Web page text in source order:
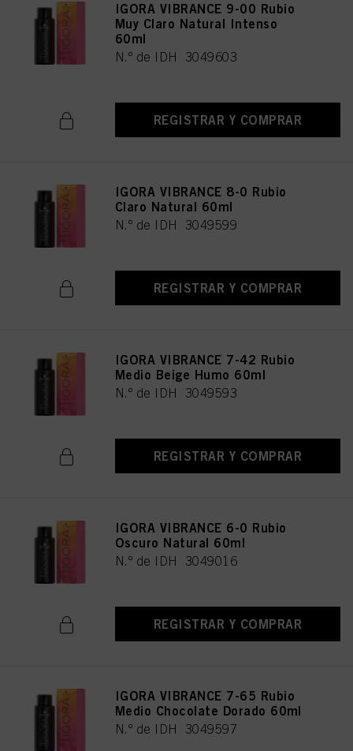
IGORA VIBRANCE 9-00 Rubio
Muy Claro Natural Intenso
60ml
N.º de IDH 3049603
REGISTRAR Y COMPRAR
IGORA VIBRANCE 8-0 Rubio
Claro Natural 60ml
N.º de IDH 3049599
REGISTRAR Y COMPRAR
IGORA VIBRANCE 7-42 Rubio
Medio Beige Humo 60ml
N.º de IDH 3049593
REGISTRAR Y COMPRAR
IGORA VIBRANCE 6-0 Rubio
Oscuro Natural 60ml
N.º de IDH 3049016
REGISTRAR Y COMPRAR
IGORA VIBRANCE 7-65 Rubio
Medio Chocolate Dorado 60ml
N.º de IDH 3049597